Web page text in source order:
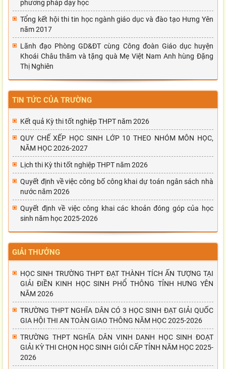
phương pháp dạy học
Tổng kết hội thi tin học ngành giáo dục và đào tạo Hưng Yên
năm 2017
Lãnh đạo Phòng GD&ĐT cùng Công đoàn Giáo dục huyện
Khoái Châu thăm và tặng quà Mẹ Việt Nam Anh hùng Đặng
Thị Nghiên
TIN TỨC CỦA TRƯỜNG
Kết quả Kỳ thi tốt nghiệp THPT năm 2026
QUY CHẾ XẾP HỌC SINH LỚP 10 THEO NHÓM MÔN HỌC,
NĂM HỌC 2026-2027
Lịch thi Kỳ thi tốt nghiệp THPT năm 2026
Quyết định về việc công bố công khai dự toán ngân sách nhà
nước năm 2026
Quyết định về việc công khai các khoản đóng góp của học
sinh năm học 2025-2026
GIẢI THƯỞNG
HỌC SINH TRƯỜNG THPT ĐẠT THÀNH TÍCH ẤN TƯỢNG TẠI
GIẢI ĐIỀN KINH HỌC SINH PHỔ THÔNG TỈNH HƯNG YÊN
NĂM 2026
TRƯỜNG THPT NGHĨA DÂN CÓ 3 HỌC SINH ĐẠT GIẢI QUỐC
GIA HỘI THI AN TOÀN GIAO THÔNG NĂM HỌC 2025-2026
TRƯỜNG THPT NGHĨA DÂN VINH DANH HỌC SINH ĐOẠT
GIẢI KỲ THI CHỌN HỌC SINH GIỎI CẤP TỈNH NĂM HỌC 2025-
2026